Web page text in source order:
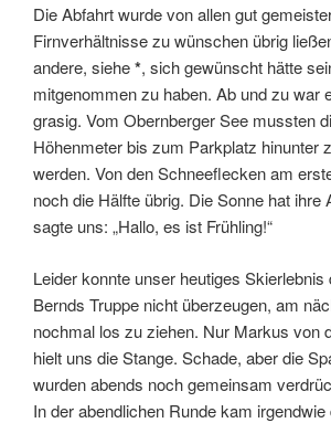
Die Abfahrt wurde von allen gut
Firnverhältnisse zu wünschen übrig
andere, siehe*, sich gewünscht hätte
mitgenommen zu haben. Ab und zu war
grasig. Vom Obernberger See mussten
Höhenmeter bis zum Parkplatz hinunter
werden. Von den Schneeflecken am
noch die Hälfte übrig. Die Sonne hat ihre
sagte uns: „Hallo, es ist Frühling!“
Leider konnte unser heutiges
Bernds Truppe nicht überzeugen, am
nochmal los zu ziehen. Nur Markus von
hielt uns die Stange. Schade, aber die
wurden abends noch gemeinsam
In der abendlichen Runde kam